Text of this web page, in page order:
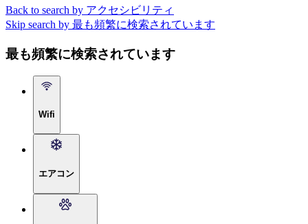
Back to search by アクセシビリティ
Skip search by 最も頻繁に検索されています
最も頻繁に検索されています
Wifi
エアコン